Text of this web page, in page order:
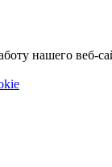
нашего веб-